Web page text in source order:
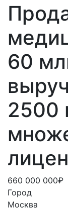
60
2500
660 000 000₽
Город
Москва